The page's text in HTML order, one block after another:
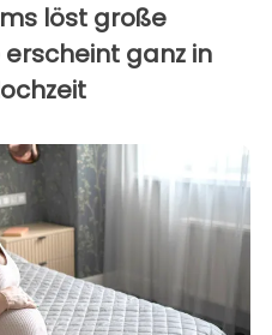
löst große
erscheint ganz in